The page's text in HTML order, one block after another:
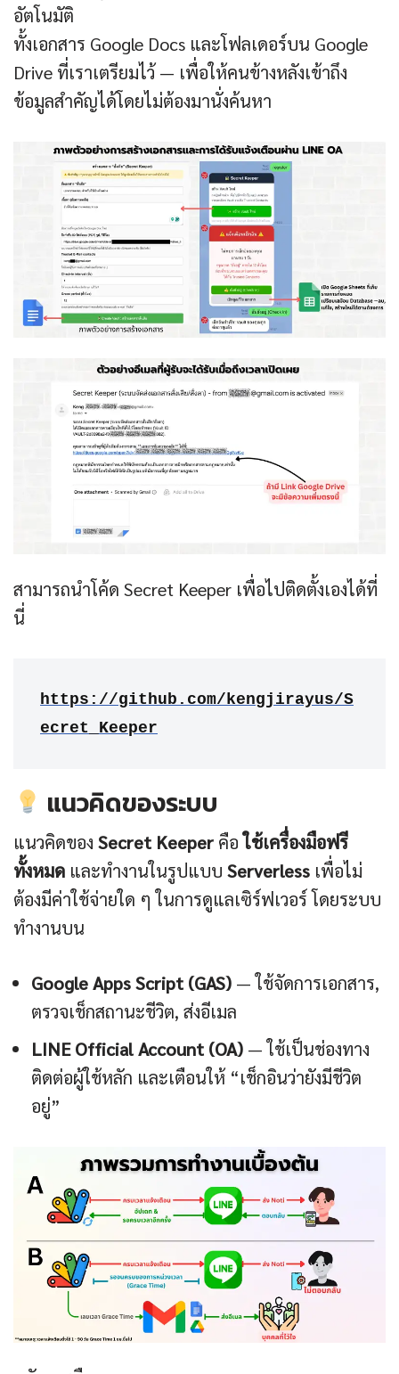
อัตโนมัติ
ทั้งเอกสาร Google Docs และโฟลเดอร์บน Google
Drive ที่เราเตรียมไว้ — เพื่อให้คนข้างหลังเข้าถึง
ข้อมูลสำคัญได้โดยไม่ต้องมานั่งค้นหา
สามารถนำโค้ด Secret Keeper เพื่อไปติดตั้งเองได้ที่
นี่
https://github.com/kengjirayus/S
ecret_Keeper
แนวคิดของระบบ
แนวคิดของ Secret Keeper คือใช้เครื่องมือฟรี
ทั้งหมด และทำงานในรูปแบบ Serverless เพื่อไม่
ต้องมีค่าใช้จ่ายใด ๆ ในการดูแลเซิร์ฟเวอร์ โดยระบบ
ทำงานบน
Google Apps Script (GAS) — ใช้จัดการเอกสาร,
ตรวจเช็กสถานะชีวิต, ส่งอีเมล
LINE Official Account (OA) — ใช้เป็นช่องทาง
ติดต่อผู้ใช้หลัก และเตือนให้ “เช็กอินว่ายังมีชีวิต
อยู่”